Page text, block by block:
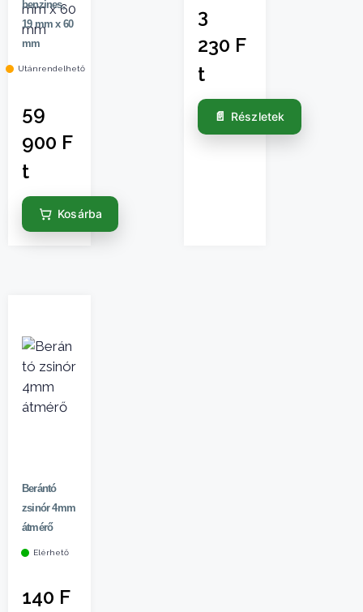
benzines,
19 mm x 60
mm
Utánrendelhető
59
900 F
t
Kosárba
3
230 F
t
Részletek
Berántó
zsinór 4mm
átmérő
Elérhető
140 F